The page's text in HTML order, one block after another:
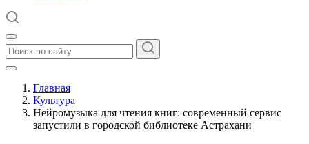
Главная
Культура
Нейромузыка для чтения книг: современный сервис
запустили в городской библиотеке Астрахани